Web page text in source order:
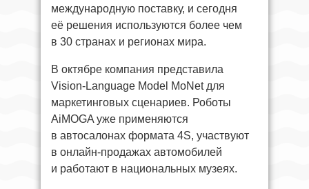
международную поставку, и сегодня
её решения используются более чем
в 30 странах и регионах мира.
В октябре компания представила
Vision-Language Model MoNet для
маркетинговых сценариев. Роботы
AiMOGA уже применяются
в автосалонах формата 4S, участвуют
в онлайн-продажах автомобилей
и работают в национальных музеях.